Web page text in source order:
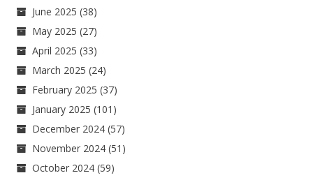
June 2025 (38)
May 2025 (27)
April 2025 (33)
March 2025 (24)
February 2025 (37)
January 2025 (101)
December 2024 (57)
November 2024 (51)
October 2024 (59)